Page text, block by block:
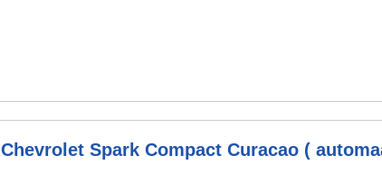
Chevrolet Spark Compact Curacao (